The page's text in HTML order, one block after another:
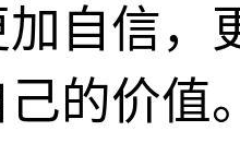
自信，
的价值